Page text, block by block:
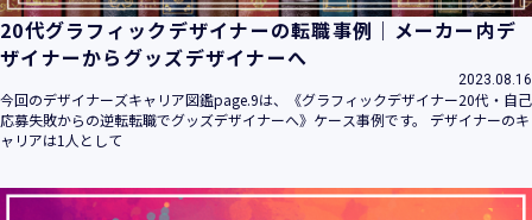
20代グラフィックデザイナーの転職事例｜メーカー内デ
ザイナーからグッズデザイナーへ
2023.08.16
今回のデザイナーズキャリア図鑑page.9は、《グラフィックデザイナー20代・自己
応募失敗からの逆転転職でグッズデザイナーへ》ケース事例です。 デザイナーのキ
ャリアは1人として